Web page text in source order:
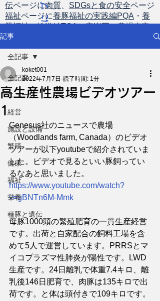
伝ページに肉質 SDGsと食の安全ページ
福祉ページに養豚福祉の実践編PQA ・ 養
豚福祉の輸送編TQA・安楽死・農場査定
プ
に
記事
全記事
ニュース
経営
施設と設備
繁殖
健康
福祉
栄養
種豚と遺伝
全記事
高生産性農場ビデオツアー
1
koket001
2022年7月7日 読了時間: 1分
Genesus社のニュースで農場
（Woodlands farm, Canada）のビデオ
ツアーが以下youtubeで紹介されていま
した。ビデオで見るといい豚飼ってい
るなあと思いました。
https://www.youtube.com/watch?
v=gBNTn6M-Mmk
母豚1000頭の繁殖肥育の一貫生産経営
です。出荷と自家配合の飼料工場を含
めて5人で運営しています。PRRSとマ
イコプラズマ性肺炎が陽性です。LWD
生産です。24日離乳で体重7.4キロ、離
乳後146日肥育で、肉豚は135キロで出
荷です。と体は頭付きで109キロです。